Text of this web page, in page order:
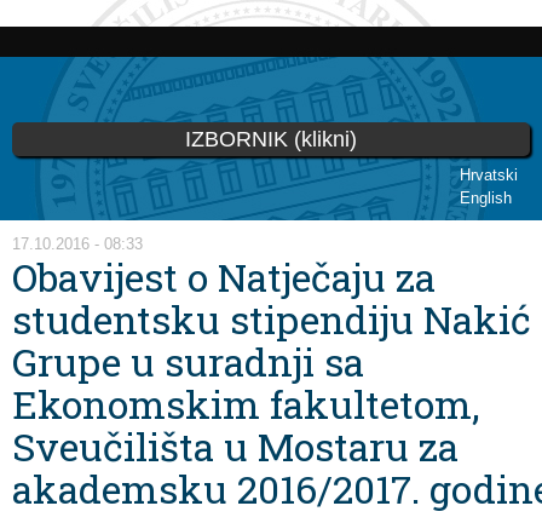
Skoči
glavni
sadržaj
Hrvatski
English
IZBORNIK (klikni)
Vi ste ovdje
17.10.2016 - 08:33
Obavijest o Natječaju za
studentsku stipendiju Nakić
Grupe u suradnji sa
Ekonomskim fakultetom,
Sveučilišta u Mostaru za
akademsku 2016/2017.